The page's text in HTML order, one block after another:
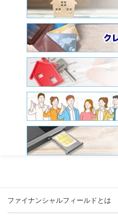
ファイナンシャルフィールドとは